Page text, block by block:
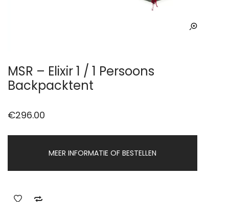
MSR – Elixir 1 / 1 Persoons
Backpacktent
€296.00
MEER INFORMATIE OF BESTELLEN